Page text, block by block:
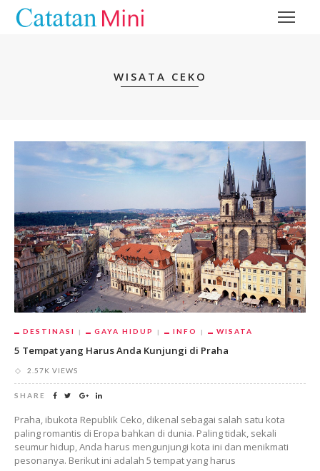
WISATA CEKO
DESTINASI GAYA HIDUP INFO WISATA
5 Tempat yang Harus Anda Kunjungi di Praha
2.57K VIEWS
SHARE
Praha, ibukota Republik Ceko, dikenal sebagai salah satu kota
paling romantis di Eropa bahkan di dunia. Paling tidak, sekali
seumur hidup, Anda harus mengunjungi kota ini dan menikmati
pesonanya. Berikut ini adalah 5 tempat yang harus